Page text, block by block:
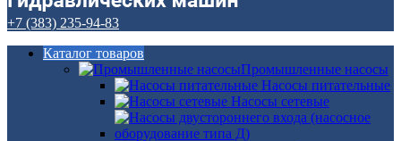
+7 (383) 235-94-83
Каталог товаров
Промышленные насосы
Насосы питательные
Насосы сетевые